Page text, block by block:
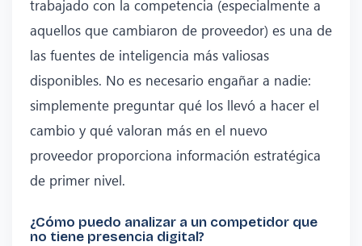
trabajado con la competencia (especialmente a
aquellos que cambiaron de proveedor) es una de
las fuentes de inteligencia más valiosas
disponibles. No es necesario engañar a nadie:
simplemente preguntar qué los llevó a hacer el
cambio y qué valoran más en el nuevo
proveedor proporciona información estratégica
de primer nivel.
¿Cómo puedo analizar a un competidor que
no tiene presencia digital?